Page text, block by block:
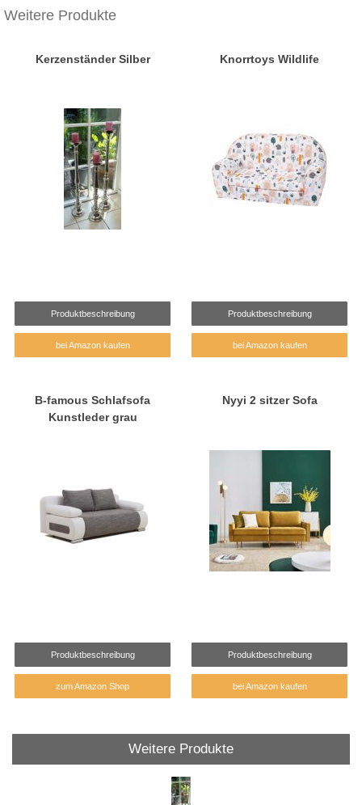
Weitere Produkte
Kerzenständer Silber
Produktbeschreibung
bei Amazon kaufen
Knorrtoys Wildlife
Produktbeschreibung
bei Amazon kaufen
B-famous Schlafsofa
Kunstleder grau
Produktbeschreibung
zum Amazon Shop
Nyyi 2 sitzer Sofa
Produktbeschreibung
bei Amazon kaufen
Weitere Produkte